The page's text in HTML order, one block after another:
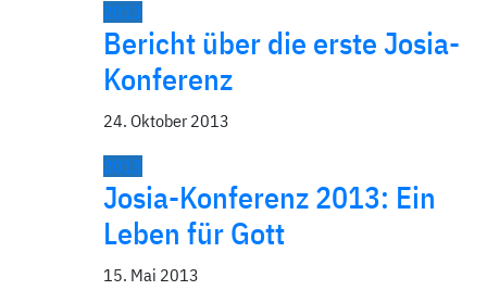
2013
Bericht über die erste Josia-
Konferenz
24. Oktober 2013
2013
Josia-Konferenz 2013: Ein
Leben für Gott
15. Mai 2013